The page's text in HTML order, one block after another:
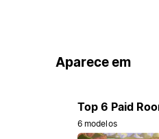
Aparece em
Top 6 Paid
6 modelos